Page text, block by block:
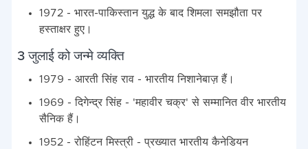
1972 - भारत-पाकिस्तान युद्ध के बाद शिमला समझौता पर
हस्ताक्षर हुए।
3 जुलाई को जन्मे व्यक्ति
1979 - आरती सिंह राव - भारतीय निशानेबाज़ हैं।
1969 - दिगेन्द्र सिंह - 'महावीर चक्र' से सम्मानित वीर भारतीय
सैनिक हैं।
1952 - रोहिंटन मिस्त्री - प्रख्यात भारतीय कैनेडियन